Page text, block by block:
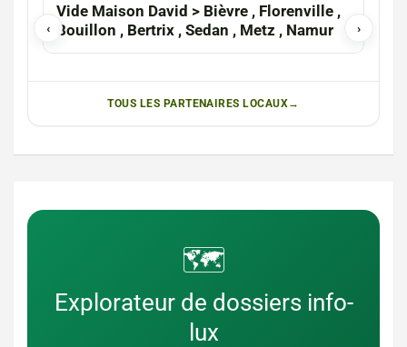
‹ ›
Vide Maison David > Bièvre , Florenville ,
Bouillon , Bertrix , Sedan , Metz , Namur
TOUS LES PARTENAIRES LOCAUX
🗺️
Explorateur de dossiers info-
lux